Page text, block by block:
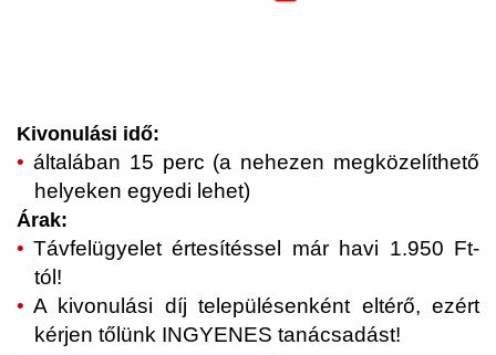
Kivonulási idő:
általában 15 perc (a nehezen megközelíthető
helyeken egyedi lehet)
Árak:
Távfelügyelet értesítéssel már havi 1.950 Ft-
tól!
A kivonulási díj településenként eltérő, ezért
kérjen tőlünk INGYENES tanácsadást!